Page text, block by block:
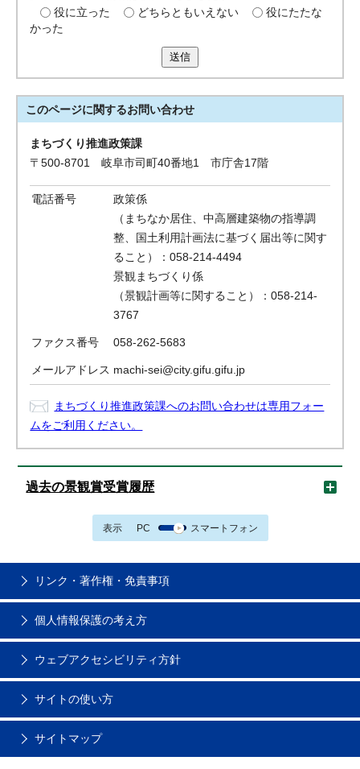
役に立った
どちらともいえない
役にたたな
かった
送信
このページに関するお問い合わせ
まちづくり推進政策課
〒500-8701 岐阜市司町40番地1 市庁舎17階
電話番号
政策係
（まちなか居住、中高層建築物の指導調
整、国土利用計画法に基づく届出等に関す
ること）：058-214-4494
景観まちづくり係
（景観計画等に関すること）：058-214-
3767
ファクス番号 058-262-5683
メールアドレス machi-sei@city.gifu.gifu.jp
まちづくり推進政策課へのお問い合わせは専用フォー
ムをご利用ください。
過去の景観賞受賞履歴
表示 PC スマートフォン
リンク・著作権・免責事項
個人情報保護の考え方
ウェブアクセシビリティ方針
サイトの使い方
サイトマップ